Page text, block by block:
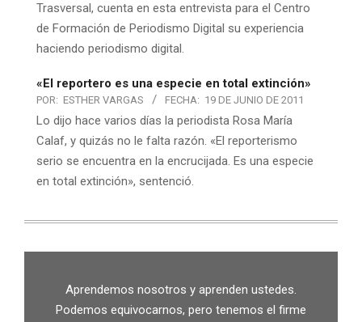
Trasversal, cuenta en esta entrevista para el Centro
de Formación de Periodismo Digital su experiencia
haciendo periodismo digital.
«El reportero es una especie en total extinción»
POR: ESTHER VARGAS FECHA: 19 DE JUNIO DE 2011
Lo dijo hace varios días la periodista Rosa María
Calaf, y quizás no le falta razón. «El reporterismo
serio se encuentra en la encrucijada. Es una especie
en total extinción», sentenció.
Aprendemos nosotros y aprenden ustedes.
Podemos equivocarnos, pero tenemos el firme